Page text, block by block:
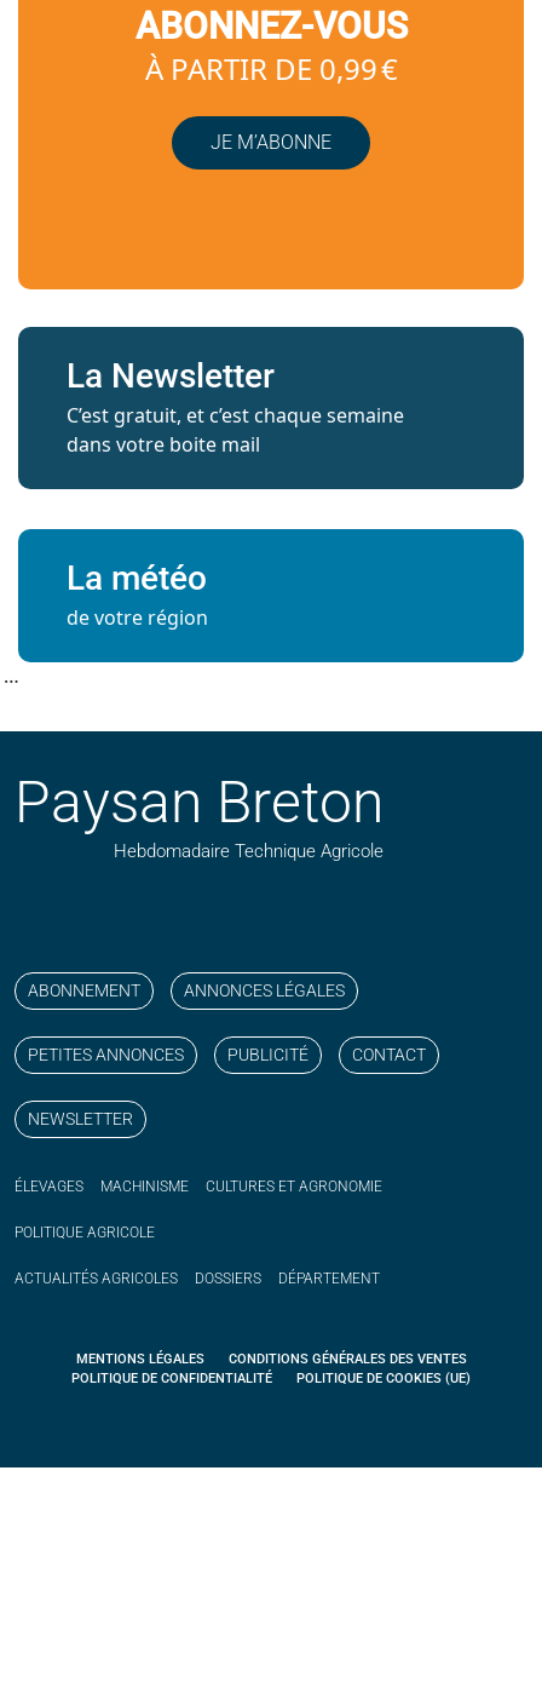
ABONNEZ-VOUS
À PARTIR DE 0,99 €
JE M’ABONNE
La Newsletter
C’est gratuit, et c’est chaque semaine
dans votre boite mail
La météo
de votre région
…
Paysan Breton
Hebdomadaire Technique Agricole
ABONNEMENT ANNONCES LÉGALES
PETITES ANNONCES PUBLICITÉ CONTACT
NEWSLETTER
ÉLEVAGES MACHINISME CULTURES ET AGRONOMIE
POLITIQUE AGRICOLE
ACTUALITÉS AGRICOLES DOSSIERS DÉPARTEMENT
MENTIONS LÉGALES
CONDITIONS GÉNÉRALES DES VENTES
POLITIQUE DE CONFIDENTIALITÉ
POLITIQUE DE COOKIES (UE)